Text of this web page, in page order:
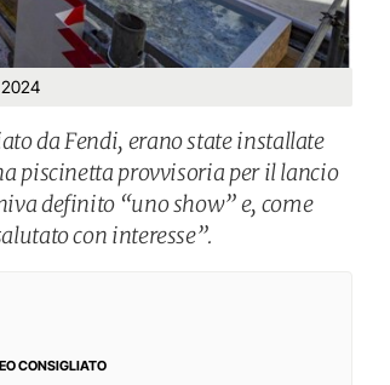
2024
da Fendi, erano state installate
piscinetta provvisoria per il lancio
definito “uno show” e, come
con interesse”.
CONSIGLIATO